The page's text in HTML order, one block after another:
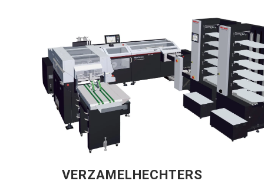
VERZAMELHECHTERS